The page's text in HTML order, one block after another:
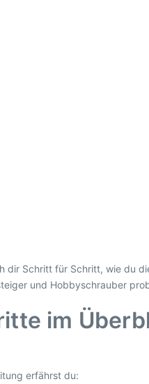
dir Schritt für Schritt, wie du
und Hobbyschrauber
im
erfährst du: